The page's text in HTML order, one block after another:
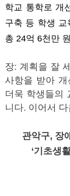
학교 통학로 개
구축 등 학생 교
총 24억 6천만
장: 계획을 잘
사항을 받아
더욱 학생들의
니다. 이어서
관악구, 장
‘기초생